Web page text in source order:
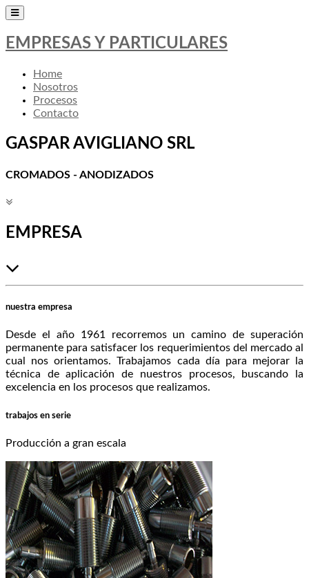
EMPRESAS Y PARTICULARES
Home
Nosotros
Procesos
Contacto
GASPAR AVIGLIANO SRL
CROMADOS - ANODIZADOS
EMPRESA
nuestra empresa
Desde el año 1961 recorremos un camino de superación
permanente para satisfacer los requerimientos del mercado al
cual nos orientamos. Trabajamos cada día para mejorar la
técnica de aplicación de nuestros procesos, buscando la
excelencia en los procesos que realizamos.
trabajos en serie
Producción a gran escala